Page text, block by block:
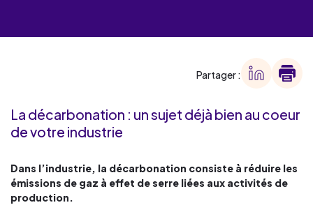
Partager :
La décarbonation : un sujet déjà bien au coeur
de votre industrie
Dans l’industrie, la décarbonation consiste à réduire les
émissions de gaz à effet de serre liées aux activités de
production.